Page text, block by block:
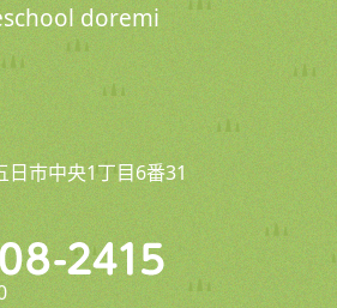
doremi
日市中央1丁目6番31